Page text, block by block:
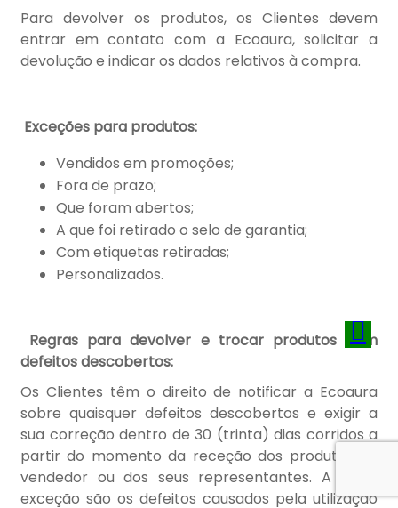
Para devolver os produtos, os Clientes devem
entrar em contato com a Ecoaura, solicitar a
devolução e indicar os dados relativos à compra.
Exceções para produtos:
Vendidos em promoções;
Fora de prazo;
Que foram abertos;
A que foi retirado o selo de garantia;
Com etiquetas retiradas;
Personalizados.
Regras para devolver e trocar produtos com
defeitos descobertos:
Os Clientes têm o direito de notificar a Ecoaura
sobre quaisquer defeitos descobertos e exigir a
sua correção dentro de 30 (trinta) dias corridos a
partir do momento da receção dos produtos do
vendedor ou dos seus representantes. A única
exceção são os defeitos causados pela utilização